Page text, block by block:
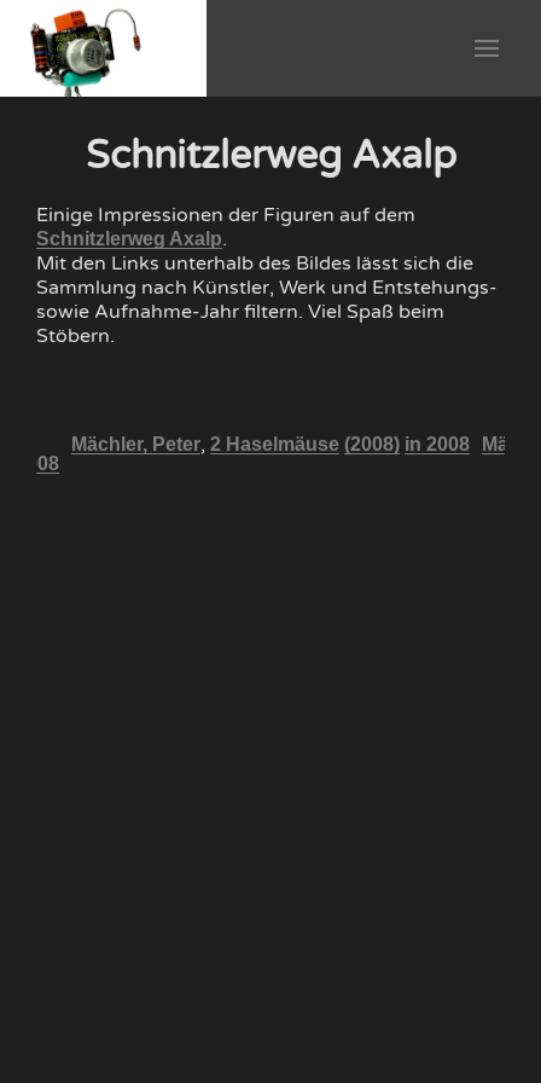
Schnitzlerweg Axalp
Einige Impressionen der Figuren auf dem
Schnitzlerweg Axalp.
Mit den Links unterhalb des Bildes lässt sich die
Sammlung nach Künstler, Werk und Entstehungs-
sowie Aufnahme-Jahr filtern. Viel Spaß beim
Stöbern.
2008
Mächler, Peter, 2 Haselmäuse (2008) in 2008